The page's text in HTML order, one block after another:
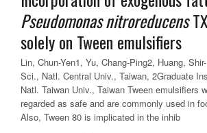
Pseudomonas nitroreducens
solely on Tween emulsifiers
Lin, Chun-Yen1, Yu, Chang-Ping2, Huang,
Sci., Natl. Central Univ., Taiwan, 2Graduate
Natl. Taiwan Univ., Taiwan Tween emulsifiers
regarded as safe and are commonly used in
Also, Tween 80 is implicated in the inhib